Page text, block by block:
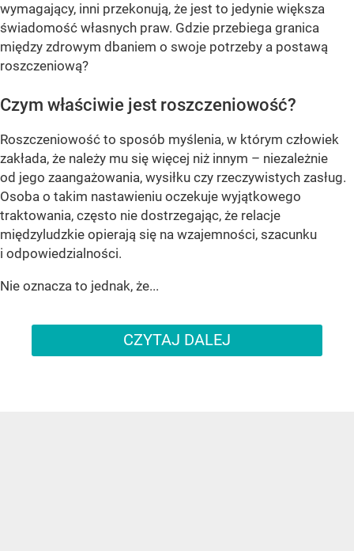
wymagający, inni przekonują, że jest to jedynie większa
świadomość własnych praw. Gdzie przebiega granica
między zdrowym dbaniem o swoje potrzeby a postawą
roszczeniową?
Czym właściwie jest roszczeniowość?
Roszczeniowość to sposób myślenia, w którym człowiek
zakłada, że należy mu się więcej niż innym – niezależnie
od jego zaangażowania, wysiłku czy rzeczywistych zasług.
Osoba o takim nastawieniu oczekuje wyjątkowego
traktowania, często nie dostrzegając, że relacje
międzyludzkie opierają się na wzajemności, szacunku
i odpowiedzialności.
Nie oznacza to jednak, że...
CZYTAJ DALEJ